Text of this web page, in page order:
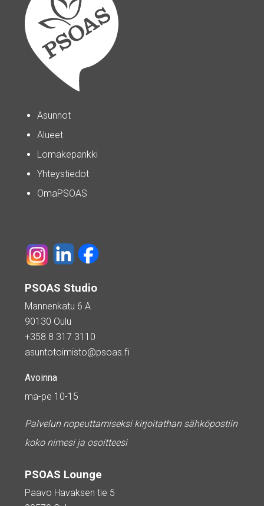
Asunnot
Alueet
Lomakepankki
Yhteystiedot
OmaPSOAS
PSOAS Studio
Mannenkatu 6 A
90130 Oulu
+358 8 317 3110
asuntotoimisto@psoas.fi
Avoinna
ma-pe 10-15
Palvelun nopeuttamiseksi kirjoitathan sähköpostiin
koko nimesi ja osoitteesi
PSOAS Lounge
Paavo Havaksen tie 5